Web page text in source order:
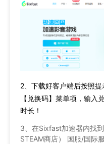
2、下载好客户端后按照
【兑换码】菜单项，输入
时长！
3、在Sixfast加速器内找
STEAM商店） 国服/国际